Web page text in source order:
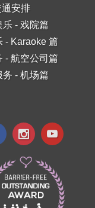
通安排
乐 - 戏院篇
- Karaoke 篇
- 航空公司篇
务 - 机场篇